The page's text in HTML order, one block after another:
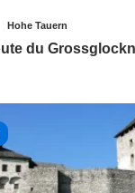
Hohe Tauern
du